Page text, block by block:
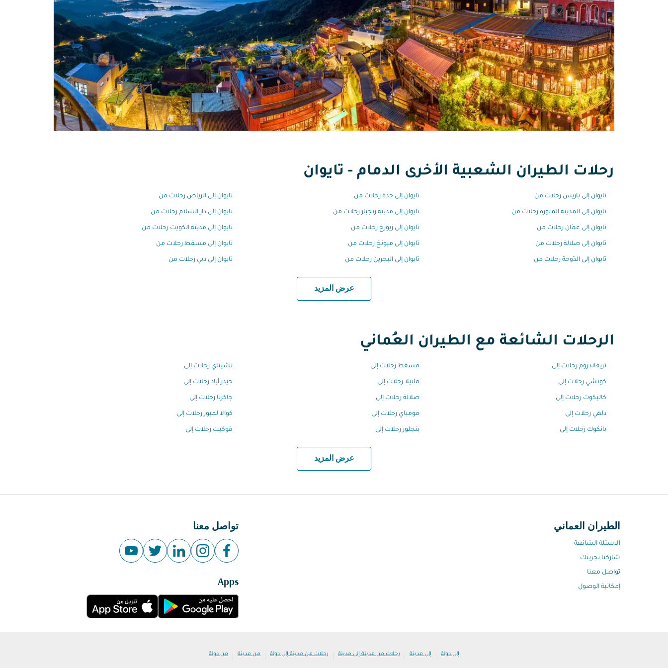
رحلات الطيران الشعبية الأخرى الدمام - تايوان
تايوان إلى باريس رحلات من تايوان إلى جدة رحلات من تايوان إلى الرياض رحلات من
تايوان إلى المدينة المنورة رحلات من تايوان إلى مدينة زنجبار رحلات من تايوان إلى دار السلام رحلات من
تايوان إلى عمّان رحلات من تايوان إلى زيورخ رحلات من تايوان إلى مدينة الكويت رحلات من
تايوان إلى صلالة رحلات من تايوان إلى ميونخ رحلات من تايوان إلى مسقط رحلات من
تايوان إلى الدّوحة رحلات من تايوان إلى البحرين رحلات من تايوان إلى دبي رحلات من
عرض المزيد
الرحلات الشائعة مع الطيران العُماني
تريفاندروم رحلات إلى مسقط رحلات إلى تشيناي رحلات إلى
كوتشي رحلات إلى مانيلا رحلات إلى حيدر أباد رحلات إلى
كاليكوت رحلات إلى صلالة رحلات إلى جاكرتا رحلات إلى
دلهي رحلات إلى مومباي رحلات إلى كوالا لمبور رحلات إلى
بانكوك رحلات إلى بنجلور رحلات إلى فوكيت رحلات إلى
عرض المزيد
الطيران العماني
الاسئلة الشائعة
شاركنا تجربتك
تواصل معنا
إمكانية الوصول
تواصل معنا
Apps
إلى دولة | إلى مدينة | رحلات من مدينة إلى مدينة | رحلات من مدينة إلى دولة | من مدينة | من دولة